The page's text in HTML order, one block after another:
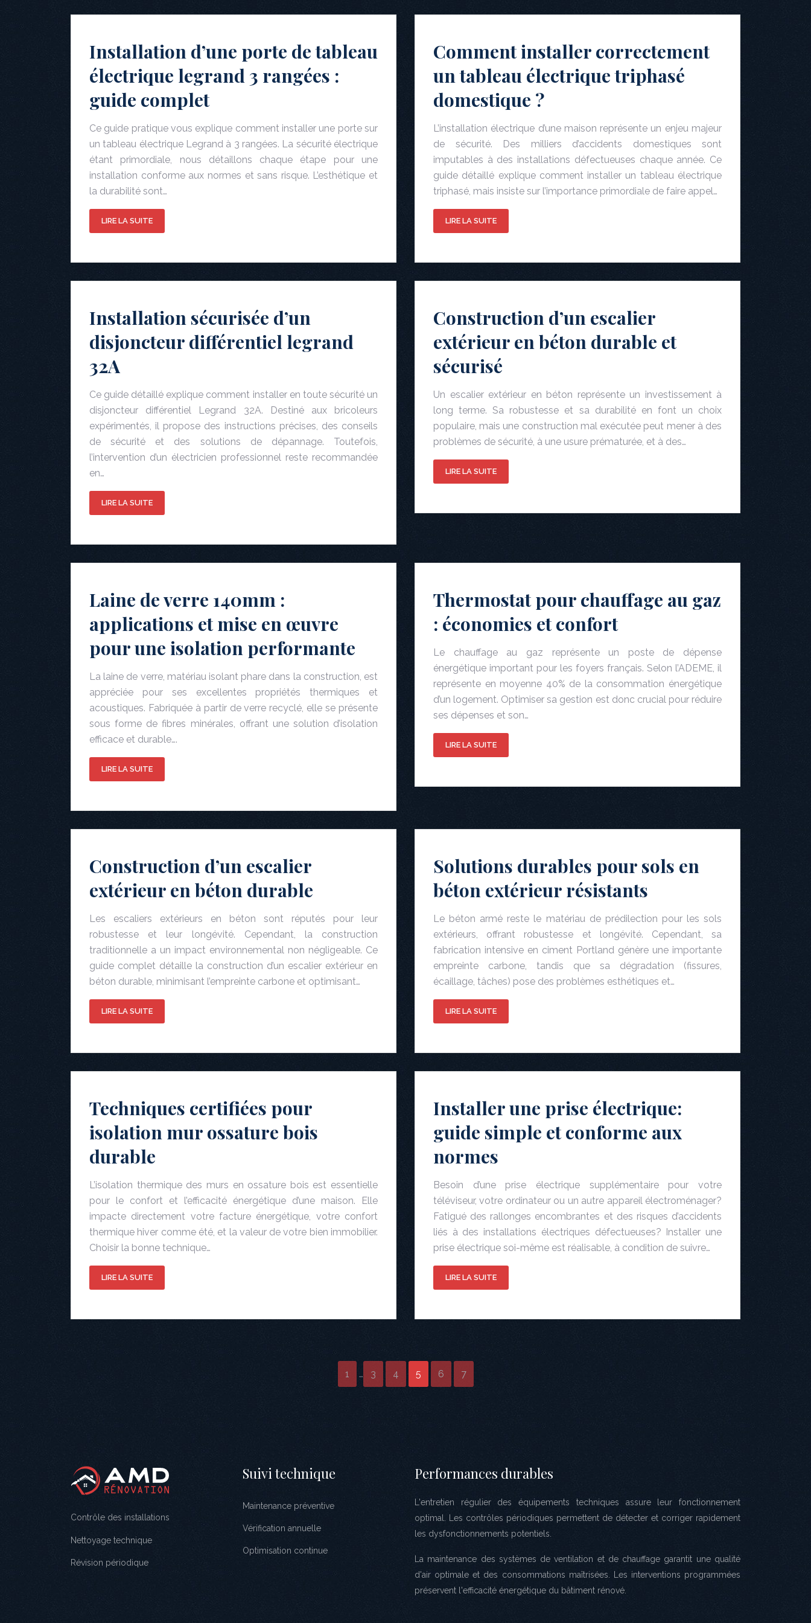
Installation d’une porte de tableau
électrique legrand 3 rangées :
guide complet
Ce guide pratique vous explique comment installer une porte sur
un tableau électrique Legrand à 3 rangées. La sécurité électrique
étant primordiale, nous détaillons chaque étape pour une
installation conforme aux normes et sans risque. L’esthétique et
la durabilité sont…
LIRE LA SUITE
Comment installer correctement
un tableau électrique triphasé
domestique ?
L’installation électrique d’une maison représente un enjeu majeur
de sécurité. Des milliers d’accidents domestiques sont
imputables à des installations défectueuses chaque année. Ce
guide détaillé explique comment installer un tableau électrique
triphasé, mais insiste sur l’importance primordiale de faire appel…
LIRE LA SUITE
Installation sécurisée d’un
disjoncteur différentiel legrand
32A
Ce guide détaillé explique comment installer en toute sécurité un
disjoncteur différentiel Legrand 32A. Destiné aux bricoleurs
expérimentés, il propose des instructions précises, des conseils
de sécurité et des solutions de dépannage. Toutefois,
l’intervention d’un électricien professionnel reste recommandée
en…
LIRE LA SUITE
Construction d’un escalier
extérieur en béton durable et
sécurisé
Un escalier extérieur en béton représente un investissement à
long terme. Sa robustesse et sa durabilité en font un choix
populaire, mais une construction mal exécutée peut mener à des
problèmes de sécurité, à une usure prématurée, et à des…
LIRE LA SUITE
Laine de verre 140mm :
applications et mise en œuvre
pour une isolation performante
La laine de verre, matériau isolant phare dans la construction, est
appréciée pour ses excellentes propriétés thermiques et
acoustiques. Fabriquée à partir de verre recyclé, elle se présente
sous forme de fibres minérales, offrant une solution d’isolation
efficace et durable….
LIRE LA SUITE
Thermostat pour chauffage au gaz
: économies et confort
Le chauffage au gaz représente un poste de dépense
énergétique important pour les foyers français. Selon l’ADEME, il
représente en moyenne 40% de la consommation énergétique
d’un logement. Optimiser sa gestion est donc crucial pour réduire
ses dépenses et son…
LIRE LA SUITE
Construction d’un escalier
extérieur en béton durable
Les escaliers extérieurs en béton sont réputés pour leur
robustesse et leur longévité. Cependant, la construction
traditionnelle a un impact environnemental non négligeable. Ce
guide complet détaille la construction d’un escalier extérieur en
béton durable, minimisant l’empreinte carbone et optimisant…
LIRE LA SUITE
Solutions durables pour sols en
béton extérieur résistants
Le béton armé reste le matériau de prédilection pour les sols
extérieurs, offrant robustesse et longévité. Cependant, sa
fabrication intensive en ciment Portland génère une importante
empreinte carbone, tandis que sa dégradation (fissures,
écaillage, tâches) pose des problèmes esthétiques et…
LIRE LA SUITE
Techniques certifiées pour
isolation mur ossature bois
durable
L’isolation thermique des murs en ossature bois est essentielle
pour le confort et l’efficacité énergétique d’une maison. Elle
impacte directement votre facture énergétique, votre confort
thermique hiver comme été, et la valeur de votre bien immobilier.
Choisir la bonne technique…
LIRE LA SUITE
Installer une prise électrique:
guide simple et conforme aux
normes
Besoin d’une prise électrique supplémentaire pour votre
téléviseur, votre ordinateur ou un autre appareil électroménager?
Fatigué des rallonges encombrantes et des risques d’accidents
liés à des installations électriques défectueuses? Installer une
prise électrique soi-même est réalisable, à condition de suivre…
LIRE LA SUITE
1 … 3 4 5 6 7
Contrôle des installations
Nettoyage technique
Révision périodique
Suivi technique
Maintenance préventive
Vérification annuelle
Optimisation continue
Performances durables
L'entretien régulier des équipements techniques assure leur fonctionnement
optimal. Les contrôles périodiques permettent de détecter et corriger rapidement
les dysfonctionnements potentiels.
La maintenance des systèmes de ventilation et de chauffage garantit une qualité
d'air optimale et des consommations maîtrisées. Les interventions programmées
préservent l'efficacité énergétique du bâtiment rénové.